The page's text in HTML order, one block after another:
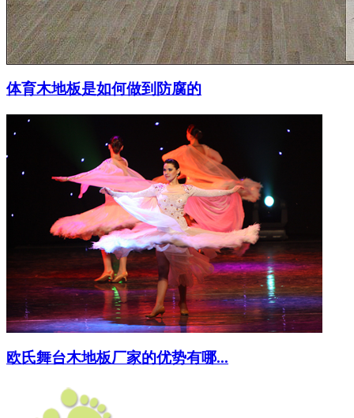
体育木地板是如何做到防腐的
欧氏舞台木地板厂家的优势有哪...